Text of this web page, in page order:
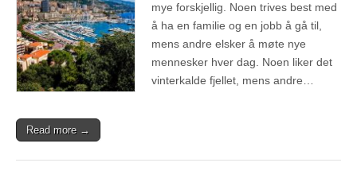
mye forskjellig. Noen trives best med
å ha en familie og en jobb å gå til,
mens andre elsker å møte nye
mennesker hver dag. Noen liker det
vinterkalde fjellet, mens andre…
Read more →